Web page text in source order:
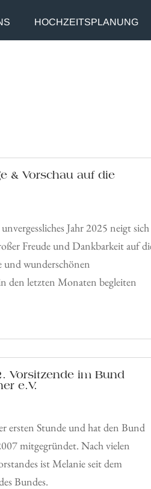
HOCHZEITSPLANUNG
& Vorschau auf die
Jahr 2025 neigt sich
Freude und Dankbarkeit auf
und wunderschönen
den letzten Monaten begleiten
Vorsitzende im Bund
e.V.
ersten Stunde und hat den Bund
mitgegründet. Nach vielen
ist Melanie seit dem
Bundes.